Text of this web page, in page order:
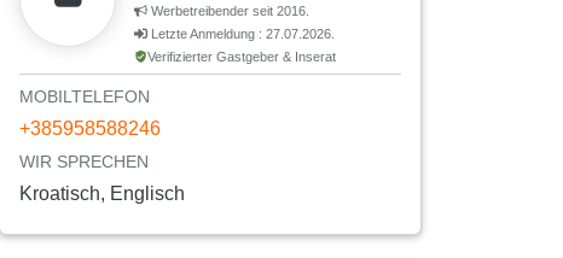
Werbetreibender seit 2016.
Letzte Anmeldung : 27.07.2026.
Verifizierter Gastgeber & Inserat
MOBILTELEFON
+385958588246
WIR SPRECHEN
Kroatisch, Englisch